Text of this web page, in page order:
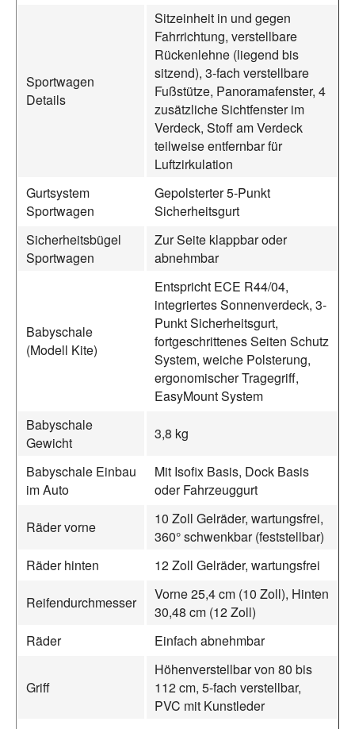
Sportwagen
Details
Sitzeinheit in und gegen
Fahrrichtung, verstellbare
Rückenlehne (liegend bis
sitzend), 3-fach verstellbare
Fußstütze, Panoramafenster, 4
zusätzliche Sichtfenster im
Verdeck, Stoff am Verdeck
teilweise entfernbar für
Luftzirkulation
Gurtsystem
Sportwagen
Gepolsterter 5-Punkt
Sicherheitsgurt
Sicherheitsbügel
Sportwagen
Zur Seite klappbar oder
abnehmbar
Babyschale
(Modell Kite)
Entspricht ECE R44/04,
integriertes Sonnenverdeck, 3-
Punkt Sicherheitsgurt,
fortgeschrittenes Seiten Schutz
System, weiche Polsterung,
ergonomischer Tragegriff,
EasyMount System
Babyschale
Gewicht
3,8 kg
Babyschale Einbau
im Auto
Mit Isofix Basis, Dock Basis
oder Fahrzeuggurt
Räder vorne
10 Zoll Gelräder, wartungsfrei,
360° schwenkbar (feststellbar)
Räder hinten
12 Zoll Gelräder, wartungsfrei
Reifendurchmesser
Vorne 25,4 cm (10 Zoll), Hinten
30,48 cm (12 Zoll)
Räder
Einfach abnehmbar
Griff
Höhenverstellbar von 80 bis
112 cm, 5-fach verstellbar,
PVC mit Kunstleder